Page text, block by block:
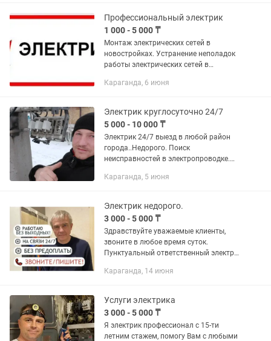
Профессиональный электрик
1 000 - 5 000 ₸
Монтаж электрических сетей в
новостройках. Устранение неполадок
работы электрических сетей в
электро щитовых. Установка и замена
выключателей,...
Караганда, 6 июня
Электрик круглосуточно 24/7
5 000 - 10 000 ₸
Электрик 24/7 выезд в любой район
города..Недорого. Поиск
неисправностей в электропроводке.
Полная и частичная замена проводки
Караганда, 5 июня
Элeктрик недорого.
3 000 - 5 000 ₸
Здравствуйте уважаемые клиенты,
звоните в любое время суток.
Пунктуальный ответственный электрик
обслуживание всех районов города
Караганда, 14 июня
Услуги электрика
3 000 - 5 000 ₸
Я электрик профессионал с 15-ти
летним стажем, помогу Вам с любыми